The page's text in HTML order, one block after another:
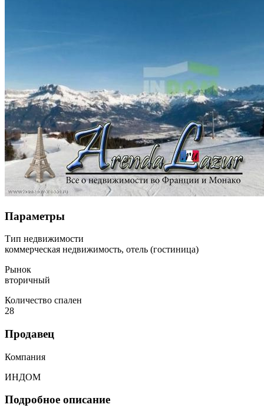
Параметры
Тип недвижимости
коммерческая недвижимость, отель (гостиница)
Рынок
вторичный
Количество спален
28
Продавец
Компания
ИНДОМ
Подробное описание